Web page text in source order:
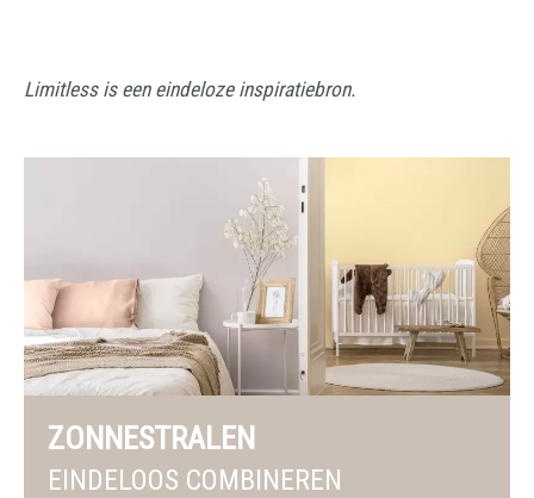
Limitless is een eindeloze inspiratiebron.
ZONNESTRALEN
EINDELOOS COMBINEREN